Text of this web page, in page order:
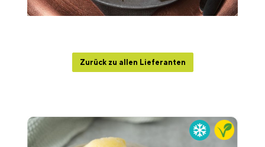
Zurück zu allen Lieferanten
Produktgalerie überspringen